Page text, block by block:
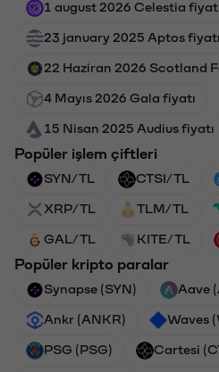
1 august 2026 Celestia
23 january 2025 Aptos fiyatı
22 Haziran 2026 Scotland
4 Mayıs 2026 Gala fiyatı
15 Nisan 2025 Audius fiyatı
Popüler işlem çiftleri
SYN/TL CTSI/TL
XRP/TL TLM/TL
GAL/TL KITE/TL
Popüler kripto paralar
Synapse (SYN) Aave
Ankr (ANKR) Waves
PSG (PSG) Cartesi